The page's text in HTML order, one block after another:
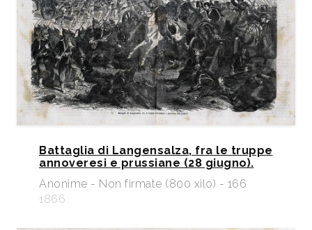
Battaglia di Langensalza, fra le truppe
annoveresi e prussiane (28 giugno).
Anonime - Non firmate (800 xilo) - 166
1866